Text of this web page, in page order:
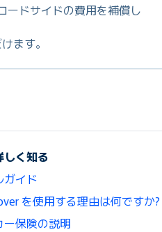
ードサイドの費用を補償し
ます。
しく知る
ガイド
を使用する理由は何ですか?
ー保険の説明